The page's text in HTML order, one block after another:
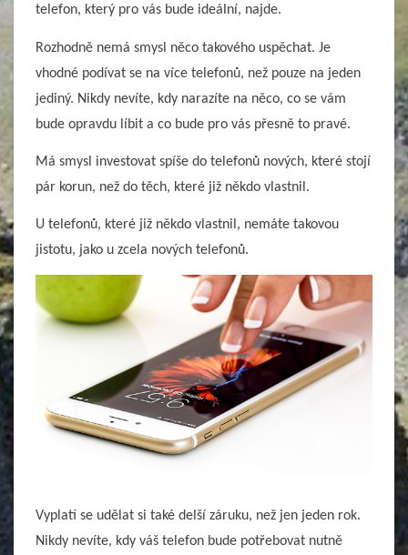
telefon, který pro vás bude ideální, najde.
Rozhodně nemá smysl něco takového uspěchat. Je
vhodné podívat se na více telefonů, než pouze na jeden
jediný. Nikdy nevíte, kdy narazíte na něco, co se vám
bude opravdu líbit a co bude pro vás přesně to pravé.
Má smysl investovat spíše do telefonů nových, které stojí
pár korun, než do těch, které již někdo vlastnil.
U telefonů, které již někdo vlastnil, nemáte takovou
jistotu, jako u zcela nových telefonů.
Vyplatí se udělat si také delší záruku, než jen jeden rok.
Nikdy nevíte, kdy váš telefon bude potřebovat nutně